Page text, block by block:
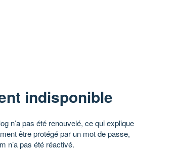
indisponible
n’a pas été renouvelé, ce qui explique
être protégé par un mot de passe,
n’a pas été réactivé.